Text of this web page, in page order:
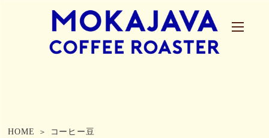
HOME コーヒー豆